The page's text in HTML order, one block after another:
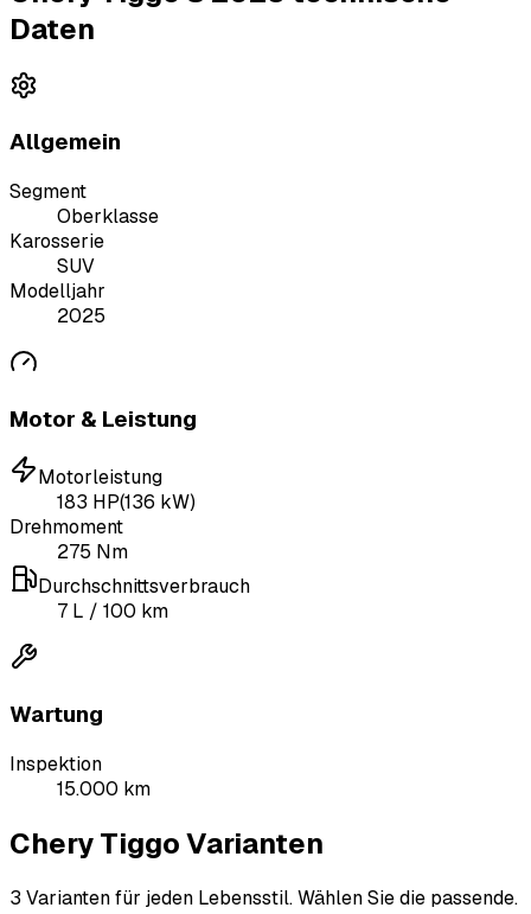
Daten
Allgemein
Segment
Oberklasse
Karosserie
SUV
Modelljahr
2025
Motor & Leistung
Motorleistung
183 HP(136 kW)
Drehmoment
275 Nm
Durchschnittsverbrauch
7 L / 100 km
Wartung
Inspektion
15.000 km
Chery Tiggo Varianten
3 Varianten für jeden Lebensstil. Wählen Sie die passende.